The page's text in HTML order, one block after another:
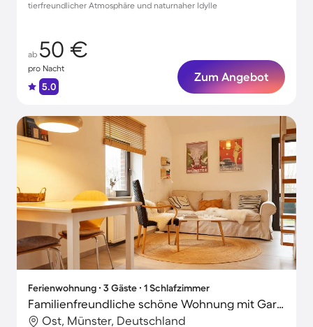
tierfreundlicher Atmosphäre und naturnaher Idylle
ab 50 €
pro Nacht
5.0
Zum Angebot
Ferienwohnung ∙ 3 Gäste ∙ 1 Schlafzimmer
Familienfreundliche schöne Wohnung mit Garten, Grill und Terrasse | Naturblick
Ost, Münster, Deutschland